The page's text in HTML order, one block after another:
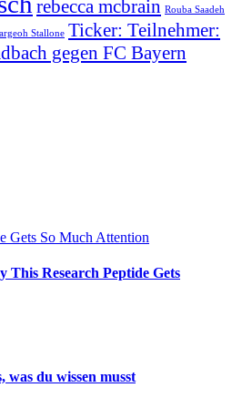
rebecca mcbrain Rouba Saadeh
Stallone Ticker: Teilnehmer:
gegen FC Bayern
Research Peptide Gets
du wissen musst